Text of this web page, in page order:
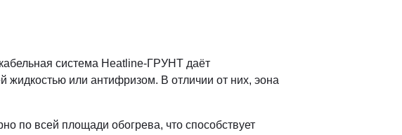
система Heatline-ГРУНТ даёт
жидкостью или антифризом. В отличии от них, эона
по всей площади обогрева, что способствует